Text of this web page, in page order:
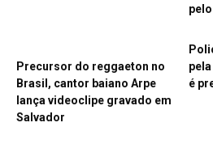
Precursor do reggaeton no
Brasil, cantor baiano Arpe
lança videoclipe gravado em
Salvador
é